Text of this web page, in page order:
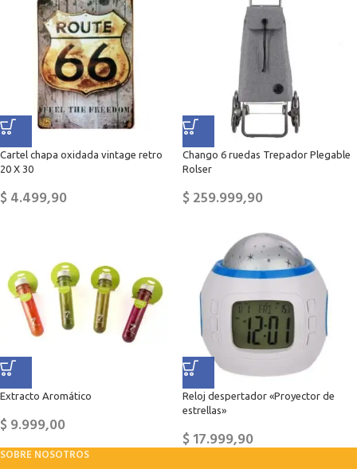
Cartel chapa oxidada vintage retro
20 X 30
$4.499,90
Chango 6 ruedas Trepador Plegable
Rolser
$259.999,90
Extracto Aromático
$9.999,00
Reloj despertador «Proyector de
estrellas»
$17.999,90
SOBRE NOSOTROS